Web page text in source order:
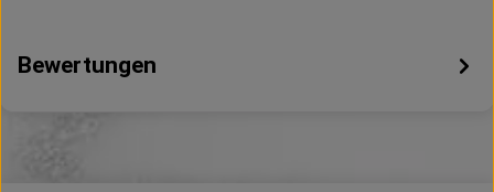
Bewertungen